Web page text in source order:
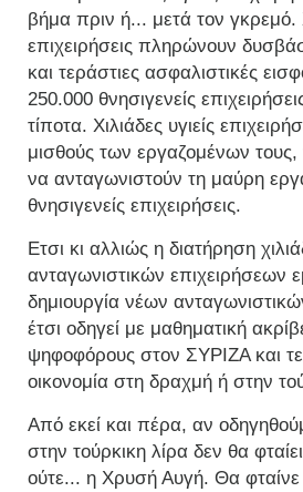
βήμα πριν ή... μετά τον γκρεμό.
επιχειρήσεις πληρώνουν
και τεράστιες ασφαλιστικές
250.000 θνησιγενείς
τίποτα. Χιλιάδες υγιείς
μισθούς των εργαζομένων
να ανταγωνιστούν τη μαύρη
θνησιγενείς επιχειρήσεις.
Ετσι κι αλλιώς η διατήρηση
ανταγωνιστικών επιχειρήσεων
δημιουργία νέων
έτσι οδηγεί με μαθηματική
ψηφοφόρους στον ΣΥΡΙΖΑ και
οικονομία στη δραχμή ή στην
Από εκεί και πέρα, αν
στην τούρκικη λίρα δεν θα
ούτε... η Χρυσή Αυγή. Θα φταίνε